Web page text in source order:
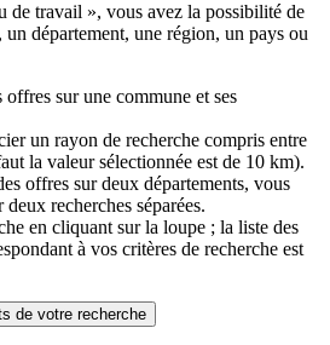
de travail », vous avez la possibilité de
un département, une région, un pays ou
offres sur une commune et ses
un rayon de recherche compris entre
la valeur sélectionnée est de 10 km).
offres sur deux départements, vous
recherches séparées.
en cliquant sur la loupe ; la liste des
à vos critères de recherche est
de votre recherche